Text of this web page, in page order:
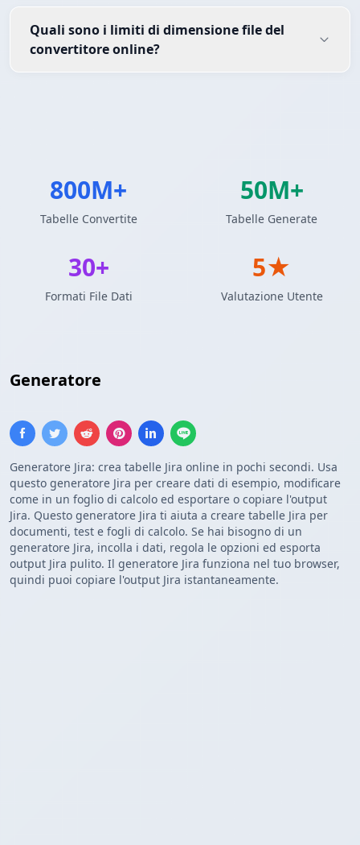
Generatore
Generatore Jira: crea tabelle Jira online in pochi secondi. Usa
questo generatore Jira per creare dati di esempio, modificare
come in un foglio di calcolo ed esportare o copiare l'output
Jira. Questo generatore Jira ti aiuta a creare tabelle Jira per
documenti, test e fogli di calcolo. Se hai bisogno di un
generatore Jira, incolla i dati, regola le opzioni ed esporta
output Jira pulito. Il generatore Jira funziona nel tuo browser,
quindi puoi copiare l'output Jira istantaneamente.
Quali sono i limiti di dimensione file del
convertitore online?
800M+
Tabelle Convertite
50M+
Tabelle Generate
30+
Formati File Dati
5★
Valutazione Utente